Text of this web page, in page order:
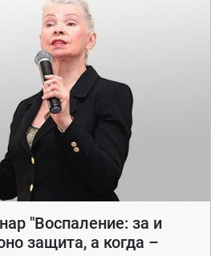
"Воспаление: за и
защита, а когда –